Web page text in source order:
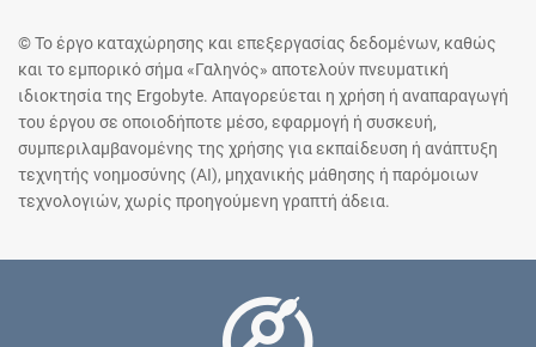
© Το έργο καταχώρησης και επεξεργασίας δεδομένων, καθώς
και το εμπορικό σήμα «Γαληνός» αποτελούν πνευματική
ιδιοκτησία της Ergobyte. Απαγορεύεται η χρήση ή αναπαραγωγή
του έργου σε οποιοδήποτε μέσο, εφαρμογή ή συσκευή,
συμπεριλαμβανομένης της χρήσης για εκπαίδευση ή ανάπτυξη
τεχνητής νοημοσύνης (AI), μηχανικής μάθησης ή παρόμοιων
τεχνολογιών, χωρίς προηγούμενη γραπτή άδεια.